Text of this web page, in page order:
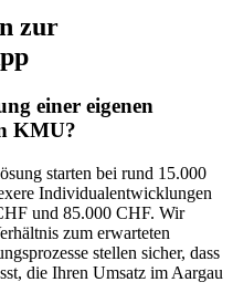
zur
einer eigenen
KMU?
starten bei rund 15.000
Individualentwicklungen
und 85.000 CHF. Wir
zum erwarteten
stellen sicher, dass
die Ihren Umsatz im Aargau